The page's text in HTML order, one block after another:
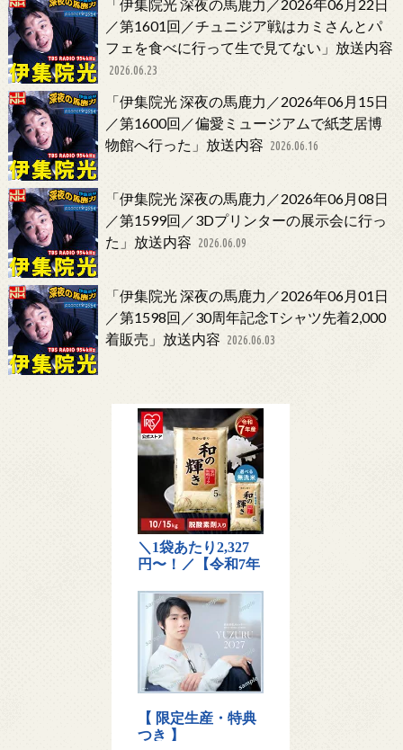
「伊集院光 深夜の馬鹿力／2026年06月22日
／第1601回／チュニジア戦はカミさんとパ
フェを食べに行って生で見てない」放送内容
2026.06.23
「伊集院光 深夜の馬鹿力／2026年06月15日
／第1600回／偏愛ミュージアムで紙芝居博
物館へ行った」放送内容 2026.06.16
「伊集院光 深夜の馬鹿力／2026年06月08日
／第1599回／3Dプリンターの展示会に行っ
た」放送内容 2026.06.09
「伊集院光 深夜の馬鹿力／2026年06月01日
／第1598回／30周年記念Tシャツ先着2,000
着販売」放送内容 2026.06.03